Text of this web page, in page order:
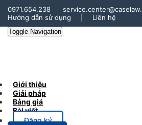
0971.654.238
Hướng dẫn sử dụng
Liên hệ
Toggle Navigation
Giới thiệu
Giải pháp
Bảng giá
Bài viết
Đăng ký